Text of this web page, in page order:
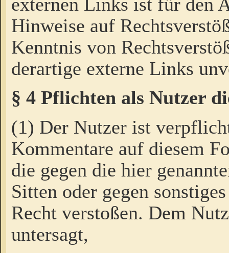
Hinweise auf
Kenntnis von
derartige externe Links
§ 4 Pflichten als Nutzer
(1) Der Nutzer ist
Kommentare auf diesem
die gegen die hier
Sitten oder gegen
Recht verstoßen. Dem
untersagt,